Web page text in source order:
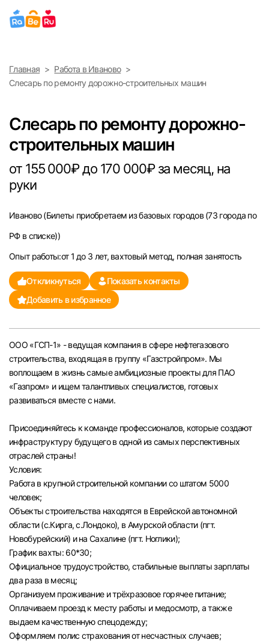
Найти работу Найти сотрудника
Выберите город
Санкт-Петербург
Екатеринбург
Саратов
Казань
Челябинск
Самара
Оренбург
Ульяновск
Курган
Уфа
Главная
Работа в Иваново
Слесарь по ремонту дорожно-строительных машин
Слесарь по ремонту дорожно-
строительных машин
от 155 000₽ до 170 000₽ за месяц, на
руки
Иваново(Билеты приобретаем из базовых городов (73 города по
РФ в списке))
Опыт работы:от 1 до 3 лет, вахтовый метод, полная занятость
Откликнуться
Показать контакты
Добавить в избранное
ООО «ГСП-1» - ведущая компания в сфере нефтегазового
строительства, входящая в группу «Газстройпром». Мы
воплощаем в жизнь самые амбициозные проекты для ПАО
«Газпром» и ищем талантливых специалистов, готовых
развиваться вместе с нами.
Присоединяйтесь к команде профессионалов, которые создают
инфраструктуру будущего в одной из самых перспективных
отраслей страны!
Условия:
Работа в крупной строительной компании со штатом 5000
человек;
Объекты строительства находятся в Еврейской автономной
области (с.Кирга, с.Лондоко), в Амурской области (пгт.
Новобурейский) и на Сахалине (пгт. Ноглики);
График вахты: 60*30;
Официальное трудоустройство, стабильные выплаты зарплаты
два раза в месяц;
Организуем проживание и трёхразовое горячее питание;
Оплачиваем проезд к месту работы и медосмотр, а также
выдаем качественную спецодежду;
Оформляем полис страхования от несчастных случаев;